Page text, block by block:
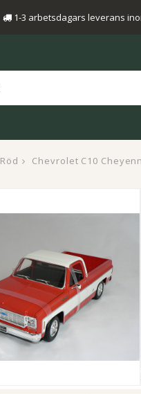
1-3 arbetsdagars leverans
Röd Chevrolet C10